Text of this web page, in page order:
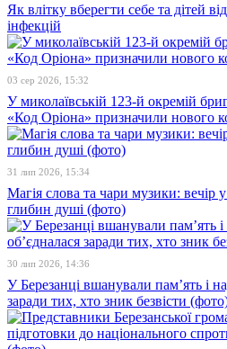
Як влітку вберегти себе та дітей
інфекцій
03 сер 2026, 15:32
У миколаївській 123-й окремій
«Код Оріона» призначили нового
31 лип 2026, 15:34
Магія слова та чари музики: вечір
глибин душі (фото)
30 лип 2026, 14:36
У Березанці вшанували пам’ять і
заради тих, хто зник безвісти